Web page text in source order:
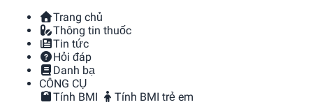
Trang chủ
Thông tin thuốc
Tin tức
Hỏi đáp
Danh bạ
CÔNG CỤ
Tính BMI
Tính BMI trẻ em